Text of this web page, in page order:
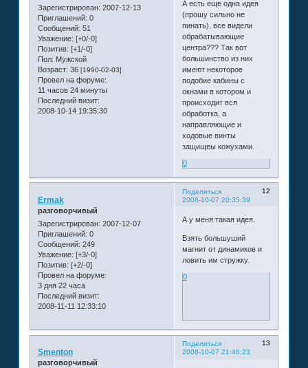
Зарегистрирован: 2007-12-13
Приглашений: 0
Сообщений: 51
Уважение: [+0/-0]
Позитив: [+1/-0]
Пол: Мужской
Возраст: 36 [1990-02-03]
Провел на форуме:
11 часов 24 минуты
Последний визит:
2008-10-14 19:35:30
А есть еще одна идея
(прошу сильно не
пинать), все видели
обрабатывающие
центра??? Так вот
большинство из них
имеют некоторое
подобие кабины с
окнами в котором и
происходит вся
обработка, а
направляющие и
ходовые винты
защищеы кожухами.
0
Поделиться
12
2008-10-07 20:35:39
Ermak
разговорчивый
Зарегистрирован: 2007-12-07
Приглашений: 0
Сообщений: 249
Уважение: [+3/-0]
Позитив: [+2/-0]
Провел на форуме:
3 дня 22 часа
Последний визит:
2008-11-11 12:33:10
А у меня такая идея.
Взять большуший
магнит от динамиков и
ловить им стружку.
0
Поделиться
13
2008-10-07 21:46:23
Smenton
разговорчивый